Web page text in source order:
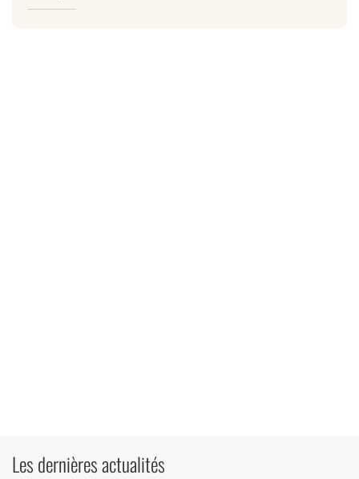
Les dernières actualités